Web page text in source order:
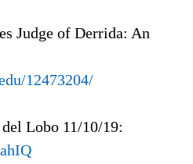
Judge of Derrida: An
12473204/
Lobo 11/10/19: